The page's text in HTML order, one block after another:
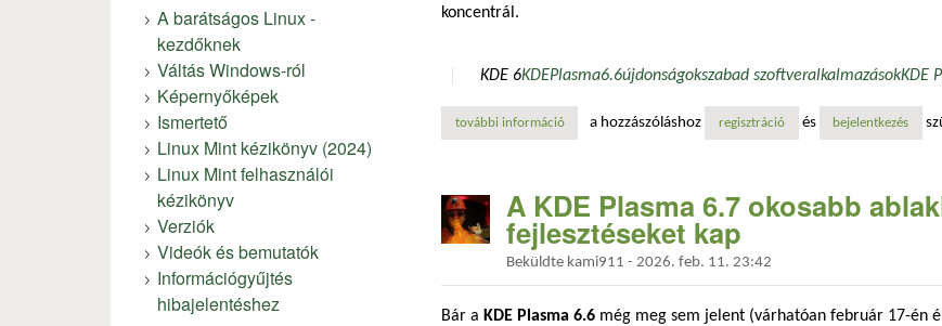
koncentrál.
KDE 6KDEPlasma6.6újdonságokszabad szoftveralkalmazásokKDE
további információgyorsabb munkafolyamatokkal, új virtuális billentyűzettel és
a hozzászóláshoz regisztráció és bejelentkezés
A KDE Plasma 6.7 okosabb
fejlesztéseket kap
Beküldte kami911 - 2026. feb. 11. 23:42
Bár a KDE Plasma 6.6 még meg sem jelent (várhatóan február 17-én
A barátságos Linux -
kezdőknek
Váltás Windows-ról
Képernyőképek
Ismertető
Linux Mint kézikönyv (2024)
Linux Mint felhasználói
kézikönyv
Verziók
Videók és bemutatók
Információgyűjtés
hibajelentéshez